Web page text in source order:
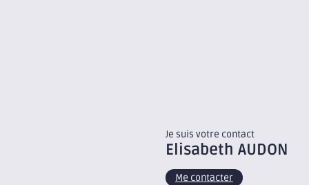
Je suis votre contact
Elisabeth AUDON
Me contacter